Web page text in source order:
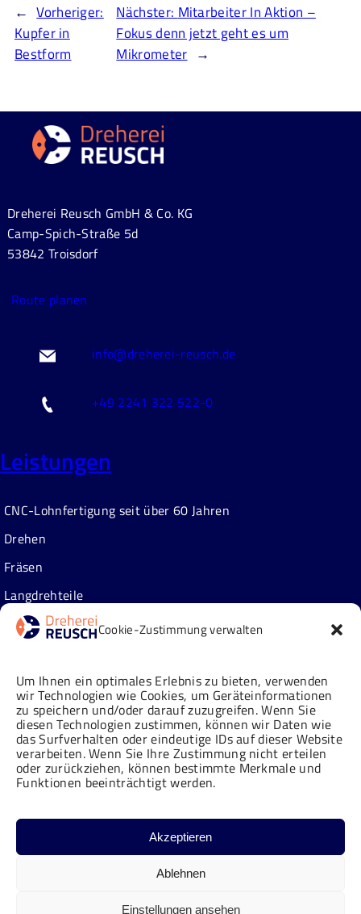
Cookie-Zustimmung verwalten
Um Ihnen ein optimales Erlebnis zu bieten, verwenden
wir Technologien wie Cookies, um Geräteinformationen
zu speichern und/oder darauf zuzugreifen. Wenn Sie
diesen Technologien zustimmen, können wir Daten wie
das Surfverhalten oder eindeutige IDs auf dieser Website
verarbeiten. Wenn Sie Ihre Zustimmung nicht erteilen
oder zurückziehen, können bestimmte Merkmale und
Funktionen beeinträchtigt werden.
Akzeptieren
Ablehnen
Einstellungen ansehen
Markus Reusch
← Vorheriger:
Kupfer in
Bestform
Nächster: Mitarbeiter In Aktion –
Fokus denn jetzt geht es um
Mikrometer →
Dreherei Reusch GmbH & Co. KG
Camp-Spich-Straße 5d
53842 Troisdorf
Route planen
info@dreherei-reusch.de
+49 2241 322 522-0
Leistungen
CNC-Lohnfertigung seit über 60 Jahren
Drehen
Fräsen
Langdrehteile
Zusatzleistungen
Über uns
Neuigkeiten
Historie
Karriere